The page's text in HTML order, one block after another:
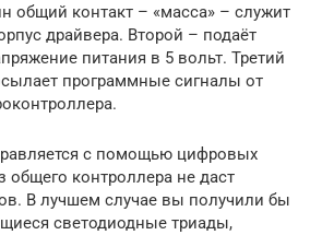
общий контакт – «масса» – служит
драйвера. Второй – подаёт
питания в 5 вольт. Третий
программные сигналы от
с помощью цифровых
общего контроллера не даст
В лучшем случае вы получили бы
светодиодные триады,